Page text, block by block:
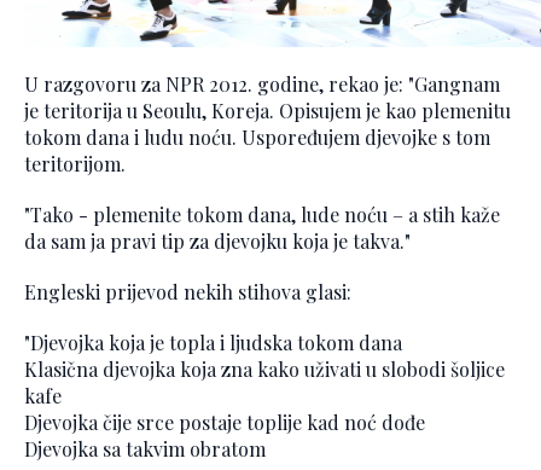
U razgovoru za NPR 2012. godine, rekao je: "Gangnam
je teritorija u Seoulu, Koreja. Opisujem je kao plemenitu
tokom dana i ludu noću. Uspoređujem djevojke s tom
teritorijom.
"Tako - plemenite tokom dana, lude noću – a stih kaže
da sam ja pravi tip za djevojku koja je takva."
Engleski prijevod nekih stihova glasi:
"Djevojka koja je topla i ljudska tokom dana
Klasična djevojka koja zna kako uživati u slobodi šoljice
kafe
Djevojka čije srce postaje toplije kad noć dođe
Djevojka sa takvim obratom